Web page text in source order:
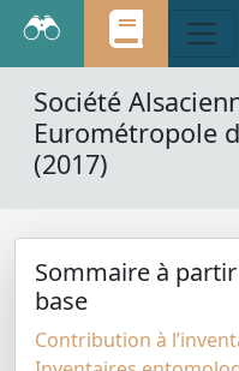
Société
Eurométropole
(2017)
Sommaire à
base
Contribution à